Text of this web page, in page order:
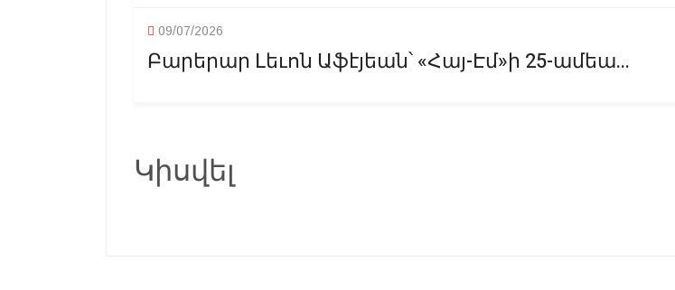
09/07/2026
Բարերար Լեւոն Աֆէյեան՝ «Հայ-Էմ»ի 25-ամեա...
Կիսվել